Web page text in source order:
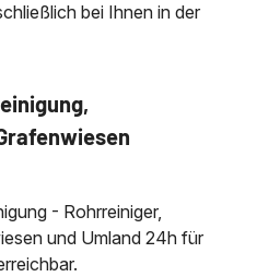
bei Ihnen in der
- Rohrreiniger,
und Umland 24h für